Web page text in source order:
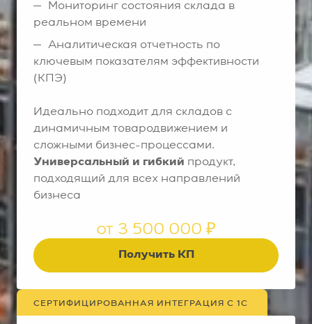
Мониторинг состояния склада в
реальном времени
Аналитическая отчетность по
ключевым показателям эффективности
(КПЭ)
Идеально подходит для складов с
динамичным товародвижением и
сложными бизнес-процессами.
Универсальный и гибкий продукт,
подходящий для всех направлений
бизнеса
от 3 500 000 ₽
Получить КП
СЕРТИФИЦИРОВАННАЯ ИНТЕГРАЦИЯ С 1С